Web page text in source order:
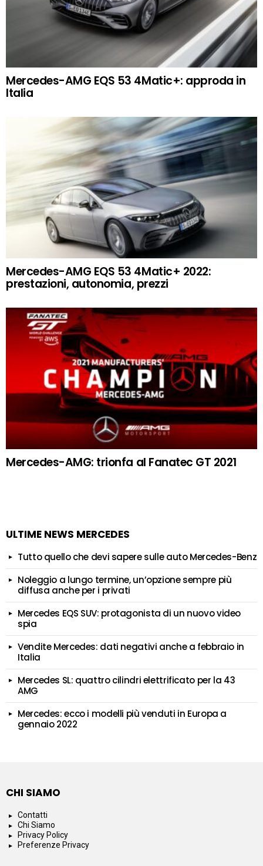
Mercedes-AMG EQS 53 4Matic+: approda in
Italia
Mercedes-AMG EQS 53 4Matic+ 2022:
prestazioni, autonomia, prezzi
Mercedes-AMG: trionfa al Fanatec GT 2021
ULTIME NEWS MERCEDES
Tutto quello che devi sapere sulle auto Mercedes-Benz
Noleggio a lungo termine, un’opzione sempre più
diffusa anche per i privati
Mercedes EQS SUV: protagonista di un nuovo video
spia
Vendite Mercedes: dati negativi anche a febbraio in
Italia
Mercedes SL: quattro cilindri elettrificato per la 43
AMG
Mercedes: ecco i modelli più venduti in Europa a
gennaio 2022
CHI SIAMO
Contatti
Chi Siamo
Privacy Policy
Preferenze Privacy